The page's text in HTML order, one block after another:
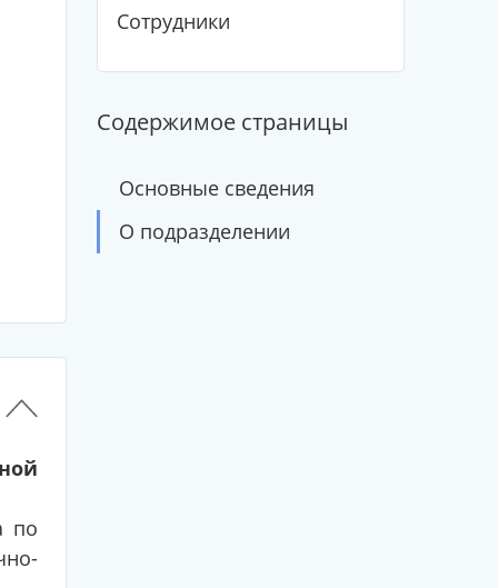
по
Сотрудники
Содержимое страницы
Основные сведения
О подразделении